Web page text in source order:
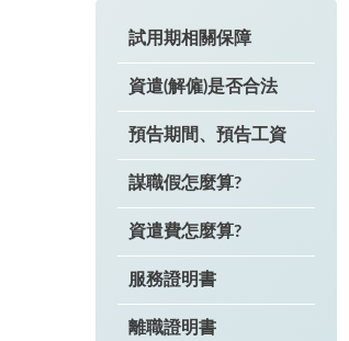
試用期相關保障
資遣(解僱)是否合法
預告期間、預告工資
謀職假怎麼算?
資遣費怎麼算?
服務證明書
離職證明書